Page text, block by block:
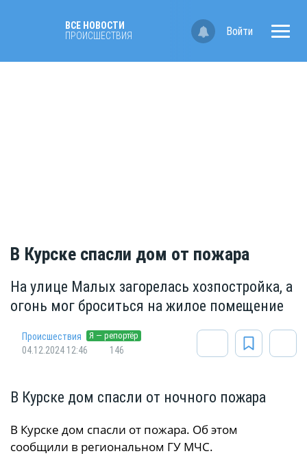
ВСЕ НОВОСТИ
ПРОИСШЕСТВИЯ
Войти
В Курске спасли дом от пожара
На улице Малых загорелась хозпостройка, а
огонь мог броситься на жилое помещение
Происшествия Я — репортёр
04.12.2024 12:46 146
В Курске дом спасли от ночного пожара
В Курске дом спасли от пожара. Об этом
сообщили в региональном ГУ МЧС.